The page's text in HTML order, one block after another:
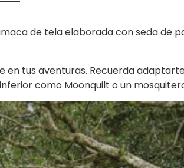
de tela elaborada con seda de
en tus aventuras. Recuerda
como Moonquilt o un